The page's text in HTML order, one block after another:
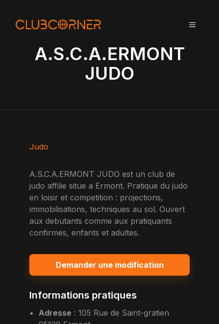
MENU
A.S.C.A.ERMONT
JUDO
Judo
A.S.C.A.ERMONT JUDO est un club de
judo affilie situe a Ermont. Pratique du judo
en loisir et competition : projections,
immobilisations, techniques au sol. Ouvert
aux debutants comme aux pratiquants
confirmes, enfants et adultes.
Demander une modification
Informations pratiques
Adresse :105 Rue de Saint-gratien